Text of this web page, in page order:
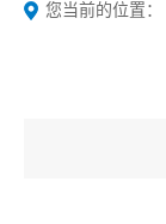
您当前的位置：